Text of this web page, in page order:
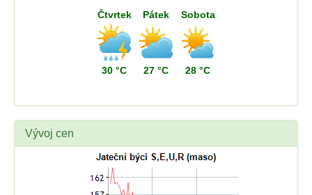
Čtvrtek
30 °C
Pátek
27 °C
Sobota
28 °C
Vývoj cen